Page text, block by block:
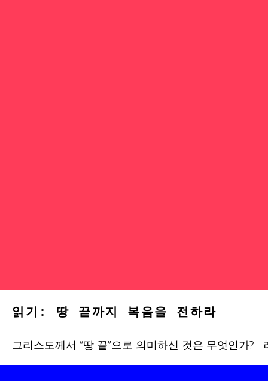
읽기: 땅 끝까지 복음을 전하라
그리스도께서 “땅 끝”으로 의미하신 것은 무엇인가? -